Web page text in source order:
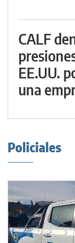
CALF
EE.UU.
una
Policiales